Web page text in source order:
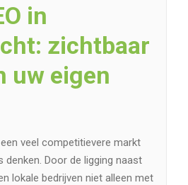
in
zichtbaar
uw eigen
veel competitievere markt
denken. Door de ligging naast
lokale bedrijven niet alleen met